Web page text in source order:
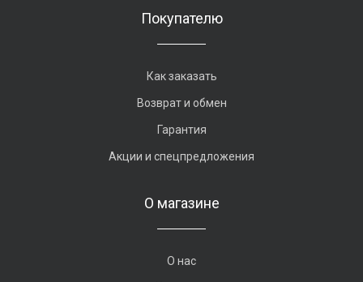
Покупателю
Как заказать
Возврат и обмен
Гарантия
Акции и спецпредложения
О магазине
О нас